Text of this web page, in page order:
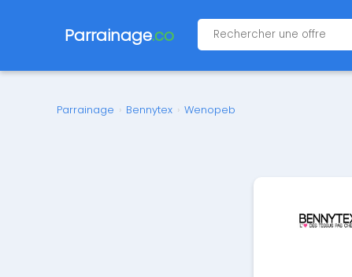
Parrainage.co
Parrainage › Bennytex › Wenopeb